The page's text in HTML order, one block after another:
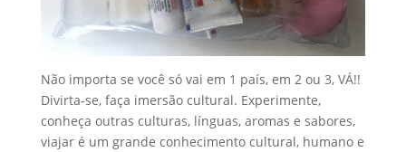
Não importa se você só vai em 1 país, em 2 ou 3, VÁ!!
Divirta-se, faça imersão cultural. Experimente,
conheça outras culturas, línguas, aromas e sabores,
viajar é um grande conhecimento cultural, humano e